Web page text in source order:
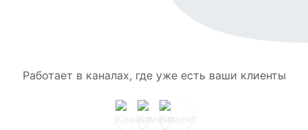
Работает в каналах, где уже есть ваши клиенты